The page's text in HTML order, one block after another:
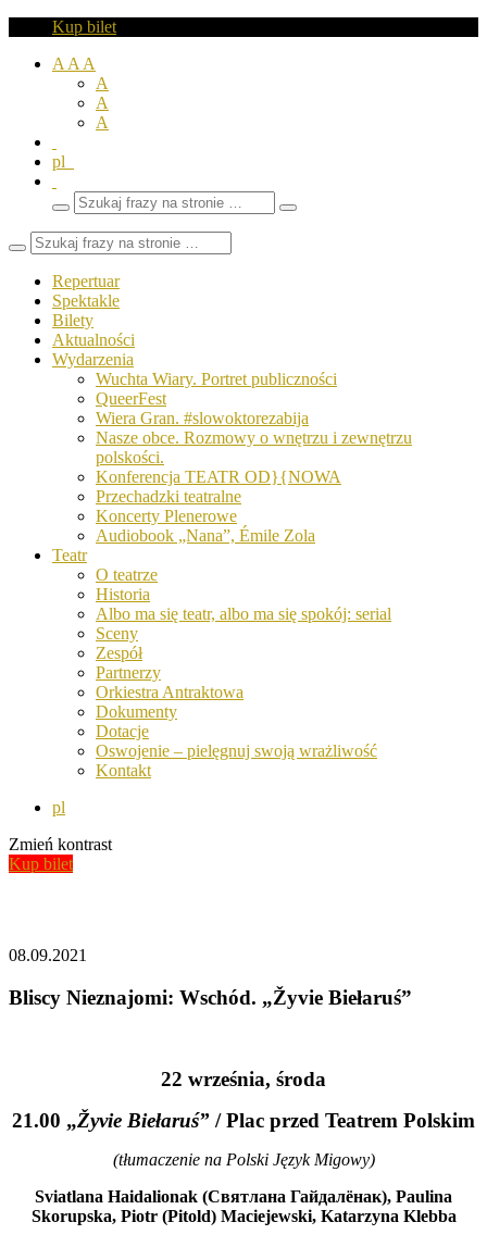
Kup bilet
A A A
A
A
A
pl
Wyszukaj
frazy
Zamknij
Repertuar
Spektakle
Bilety
Aktualności
Wydarzenia
Wuchta Wiary. Portret publiczności
QueerFest
Wiera Gran. #slowoktorezabija
Nasze obce. Rozmowy o wnętrzu i zewnętrzu
polskości.
Konferencja TEATR OD}{NOWA
Przechadzki teatralne
Koncerty Plenerowe
Audiobook „Nana”, Émile Zola
Teatr
O teatrze
Historia
Albo ma się teatr, albo ma się spokój: serial
Sceny
Zespół
Partnerzy
Orkiestra Antraktowa
Dokumenty
Dotacje
Oswojenie – pielęgnuj swoją wrażliwość
Kontakt
pl
Zmień kontrast
Kup bilet
08.09.2021
Bliscy Nieznajomi: Wschód. „Žyvie Biełaruś”
22 września, środa
21.00 „Žyvie Biełaruś” / Plac przed Teatrem Polskim
(tłumaczenie na Polski Język Migowy)
Sviatlana Haidalionak (Святлана Гайдалёнак), Paulina
Skorupska, Piotr (Pitold) Maciejewski, Katarzyna Klebba